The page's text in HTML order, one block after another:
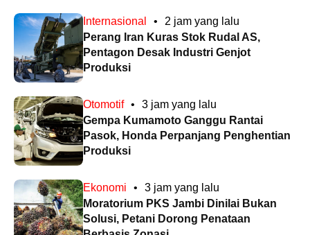
Internasional •
2 jam yang lalu
Perang Iran Kuras Stok Rudal AS,
Pentagon Desak Industri Genjot
Produksi
Otomotif •
3 jam yang lalu
Gempa Kumamoto Ganggu Rantai
Pasok, Honda Perpanjang Penghentian
Produksi
Ekonomi •
3 jam yang lalu
Moratorium PKS Jambi Dinilai Bukan
Solusi, Petani Dorong Penataan